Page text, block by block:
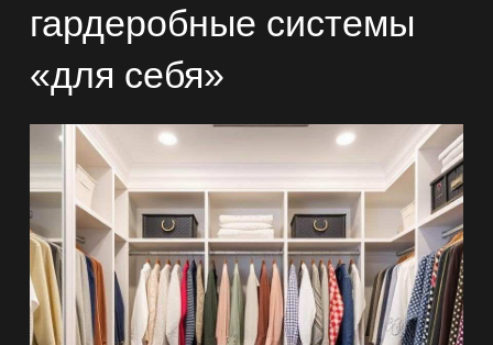
гардеробные системы
«для себя»